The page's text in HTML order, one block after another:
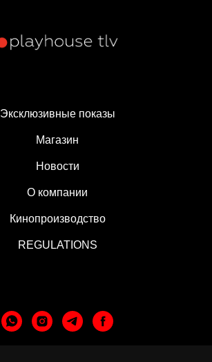
Эксклюзивные показы
Магазин
Новости
О компании
Кинопроизводство
REGULATIONS